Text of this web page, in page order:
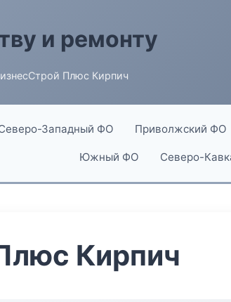
и ремонту
Плюс Кирпич
Западный ФО Приволжский ФО
Южный ФО Северо-
Кирпич